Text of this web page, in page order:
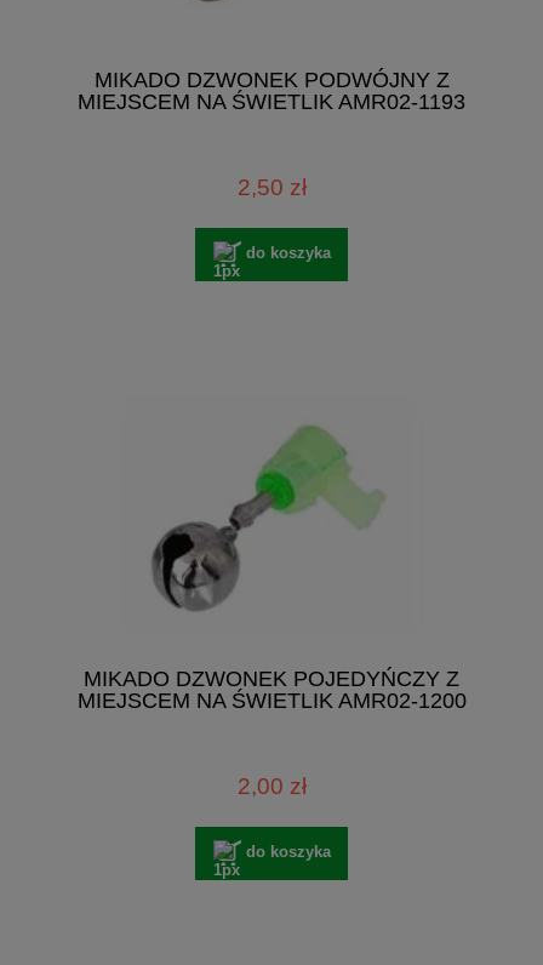
MIKADO DZWONEK PODWÓJNY Z
MIEJSCEM NA ŚWIETLIK AMR02-1193
2,50 zł
do koszyka
MIKADO DZWONEK POJEDYŃCZY Z
MIEJSCEM NA ŚWIETLIK AMR02-1200
2,00 zł
do koszyka